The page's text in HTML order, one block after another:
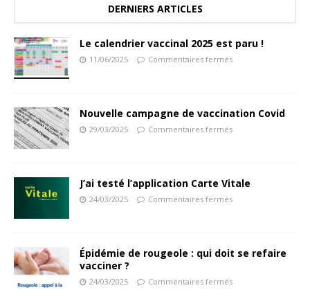
DERNIERS ARTICLES
Le calendrier vaccinal 2025 est paru !
11/06/2025 Commentaires fermés
Nouvelle campagne de vaccination Covid
29/03/2025 Commentaires fermés
J’ai testé l’application Carte Vitale
24/03/2025 Commentaires fermés
Épidémie de rougeole : qui doit se refaire
vacciner ?
24/03/2025 Commentaires fermés